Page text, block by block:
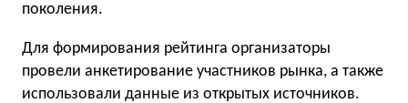
поколения.
Для формирования рейтинга организаторы
провели анкетирование участников рынка, а также
использовали данные из открытых источников.